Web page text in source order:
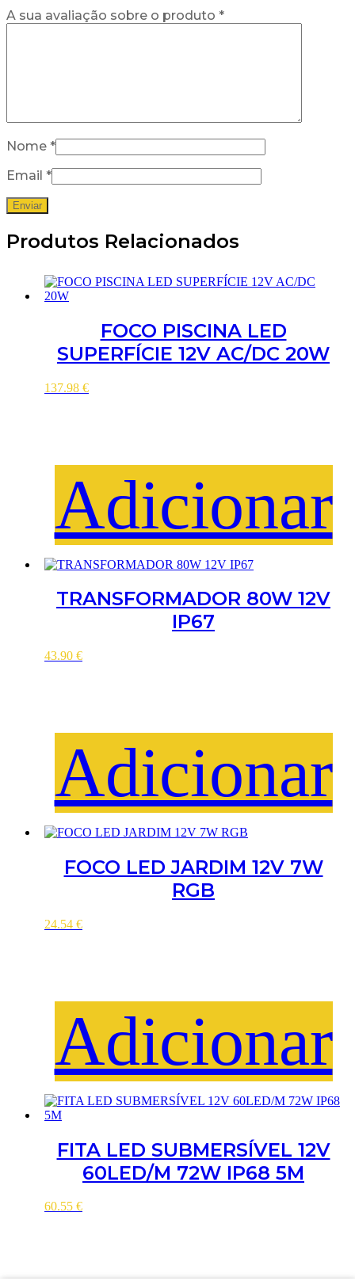
A sua avaliação sobre o produto *
Nome *
Email *
Produtos Relacionados
FOCO PISCINA LED
SUPERFÍCIE 12V AC/DC 20W
137.98 €
Adicionar
TRANSFORMADOR 80W 12V
IP67
43.90 €
Adicionar
FOCO LED JARDIM 12V 7W
RGB
24.54 €
Adicionar
FITA LED SUBMERSÍVEL 12V
60LED/M 72W IP68 5M
60.55 €